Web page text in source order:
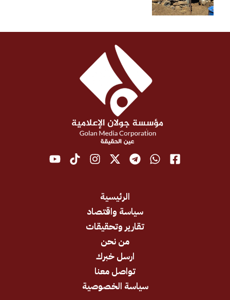
سياسة واقتصاد
تقارير وتحقيقات
ارسل خبرك
تواصل معنا
سياسة الخصوصية